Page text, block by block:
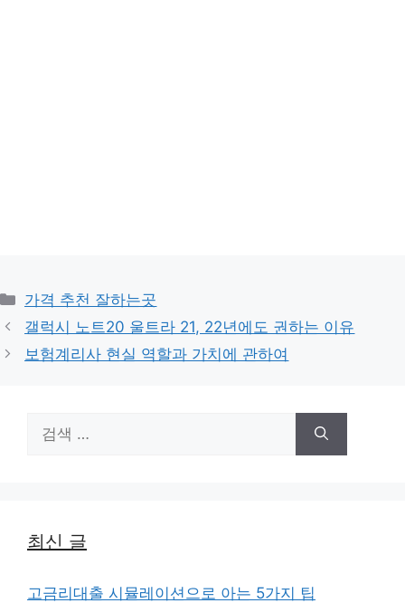
카
테
리
가격 추천 잘하는곳
갤럭시 노트20 울트라 21, 22년에도 권하는 이유
보험계리사 현실 역할과 가치에 관하여
색:
최신 글
고금리대출 시뮬레이션으로 아는 5가지 팁